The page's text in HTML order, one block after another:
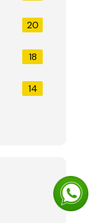
20
18
14